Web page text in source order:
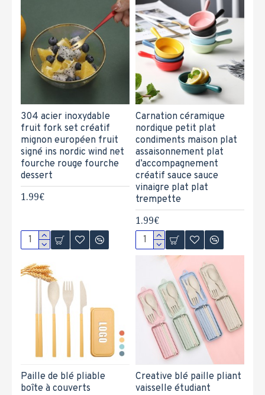
304 acier inoxydable
fruit fork set créatif
mignon européen fruit
signé ins nordic wind net
fourche rouge fourche
dessert
1.99€
Carnation céramique
nordique petit plat
condiments maison plat
assaisonnement plat
d’accompagnement
créatif sauce sauce
vinaigre plat plat
trempette
1.99€
Paille de blé pliable
boîte à couverts
Creative blé paille pliant
vaisselle étudiant